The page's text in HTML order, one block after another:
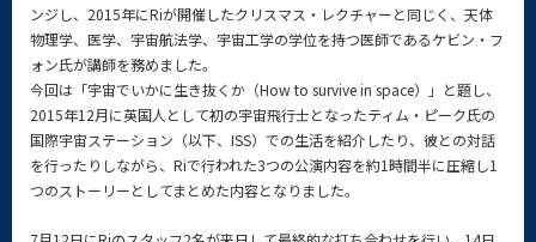
ンジし、2015年にRiが開催したクリスマス・レクチャーと同じく、天体
物理学、医学、宇宙航法学、宇宙工学の学位を持つ医師であるケビン・フ
ォン氏が講師を務めました。
今回は「宇宙でいかに生き抜くか（How to survive in space）」と題し、
2015年12月に英国人として初の宇宙飛行士となったティム・ピーク氏の
国際宇宙ステーション（以下、ISS）での生活を紹介したり、彼との対話
を行ったりしながら、Riで行われた3つの公演内容を約1時間半に圧縮し1
つのストーリーとしてまとめた内容となりました。